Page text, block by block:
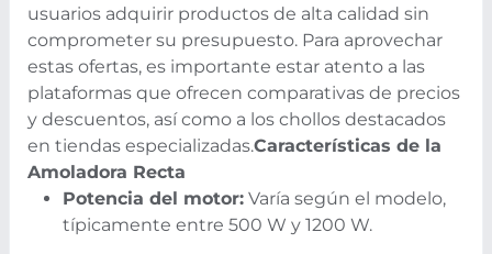
usuarios adquirir productos de alta calidad sin
comprometer su presupuesto. Para aprovechar
estas ofertas, es importante estar atento a las
plataformas que ofrecen comparativas de precios
y descuentos, así como a los chollos destacados
en tiendas especializadas.Características de la
Amoladora Recta
Potencia del motor: Varía según el modelo,
típicamente entre 500 W y 1200 W.